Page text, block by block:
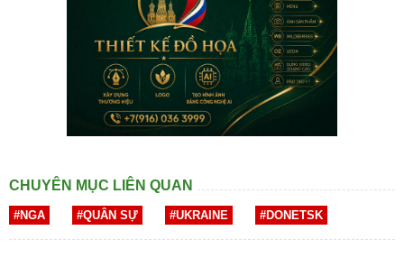
CHUYÊN MỤC LIÊN QUAN
#NGA #QUÂN SỰ #UKRAINE #DONETSK